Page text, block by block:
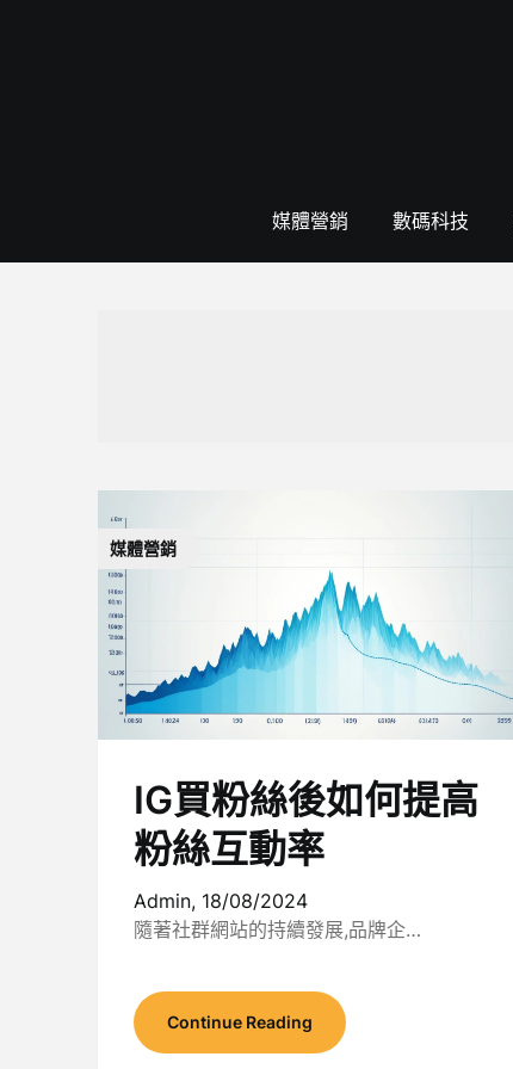
媒體營銷 數碼科技
媒體營銷
IG買粉絲後如何提高
粉絲互動率
Admin, 18/08/2024
隨著社群網站的持續發展,品牌企…
Continue Reading